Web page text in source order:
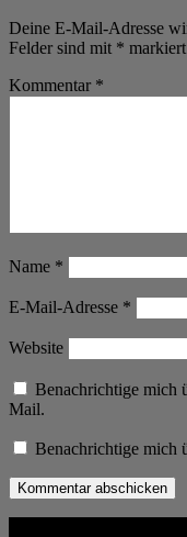
Deine E-Mail-Adresse
Felder sind mit * markiert
Kommentar *
Name *
E-Mail-Adresse *
Website
Benachrichtige mich
Mail.
Benachrichtige mich